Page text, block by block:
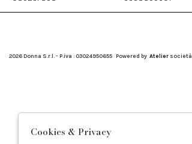
2026 Donna S.r.l. - P.iva : 03024950655 Powered by Atelier società
Cookies & Privacy